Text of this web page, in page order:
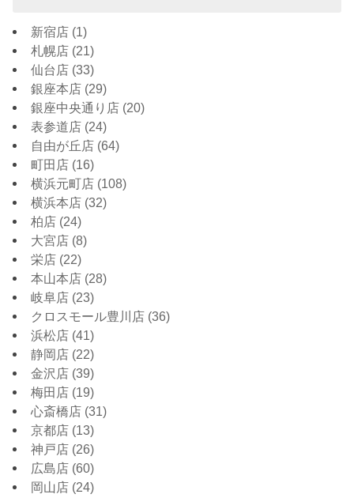
新宿店 (1)
札幌店 (21)
仙台店 (33)
銀座本店 (29)
銀座中央通り店 (20)
表参道店 (24)
自由が丘店 (64)
町田店 (16)
横浜元町店 (108)
横浜本店 (32)
柏店 (24)
大宮店 (8)
栄店 (22)
本山本店 (28)
岐阜店 (23)
クロスモール豊川店 (36)
浜松店 (41)
静岡店 (22)
金沢店 (39)
梅田店 (19)
心斎橋店 (31)
京都店 (13)
神戸店 (26)
広島店 (60)
岡山店 (24)